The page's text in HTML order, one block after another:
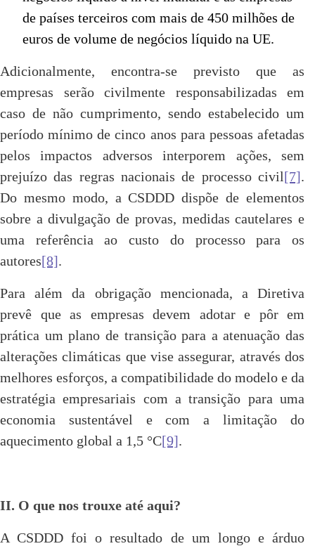
de países terceiros com mais de 450 milhões de
euros de volume de negócios líquido na UE.
Adicionalmente, encontra-se previsto que as
empresas serão civilmente responsabilizadas em
caso de não cumprimento, sendo estabelecido um
período mínimo de cinco anos para pessoas afetadas
pelos impactos adversos interporem ações, sem
prejuízo das regras nacionais de processo civil[7].
Do mesmo modo, a CSDDD dispõe de elementos
sobre a divulgação de provas, medidas cautelares e
uma referência ao custo do processo para os
autores[8].
Para além da obrigação mencionada, a Diretiva
prevê que as empresas devem adotar e pôr em
prática um plano de transição para a atenuação das
alterações climáticas que vise assegurar, através dos
melhores esforços, a compatibilidade do modelo e da
estratégia empresariais com a transição para uma
economia sustentável e com a limitação do
aquecimento global a 1,5 °C[9].
II. O que nos trouxe até aqui?
A CSDDD foi o resultado de um longo e árduo